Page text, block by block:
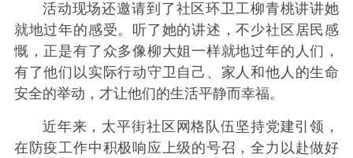
活动现场还邀请到了社区环卫工柳青桃讲讲她
就地过年的感受。听了她的讲述，不少社区居民感
慨，正是有了众多像柳大姐一样就地过年的人们，
有了他们以实际行动守卫自己、家人和他人的生命
安全的举动，才让他们的生活平静而幸福。
近年来，太平街社区网格队伍坚持党建引领，
在防疫工作中积极响应上级的号召，全力以赴做好